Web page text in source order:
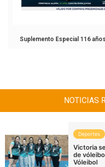
Suplemento Especial 116
NOTICIAS
Deportes
Victoria
de
Vóleibol